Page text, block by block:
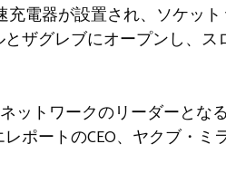
電器が設置され、ソケッ
ザグレブにオープンし、
ネットワークのリーダーと
ポートのCEO、ヤクブ・ミ